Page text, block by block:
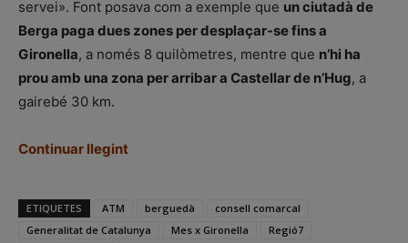
servei». Font posava com a exemple que un ciutadà de
Berga paga dues zones per desplaçar-se fins a
Gironella, a només 8 quilòmetres, mentre que n’hi ha
prou amb una zona per arribar a Castellar de n’Hug, a
gairebé 30 km.
Continuar llegint
ETIQUETES ATM berguedà
consell comarcal
Generalitat de Catalunya
Mes x Gironella
Regió7